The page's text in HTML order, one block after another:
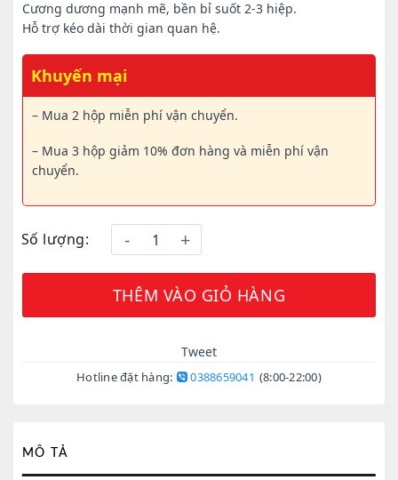
Cương dương mạnh mẽ, bền bỉ suốt 2-3 hiệp.
Hỗ trợ kéo dài thời gian quan hệ.
Khuyến mại
– Mua 2 hộp miễn phí vận chuyển.
– Mua 3 hộp giảm 10% đơn hàng và miễn phí vận
chuyển.
Số lượng:
THÊM VÀO GIỎ HÀNG
Tweet
Hotline đặt hàng: 0388659041 (8:00-22:00)
MÔ TẢ